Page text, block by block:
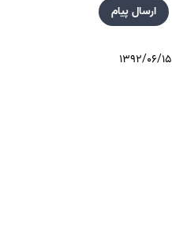
ارسال پیام
۱۳۹۲/۰۶/۱۵